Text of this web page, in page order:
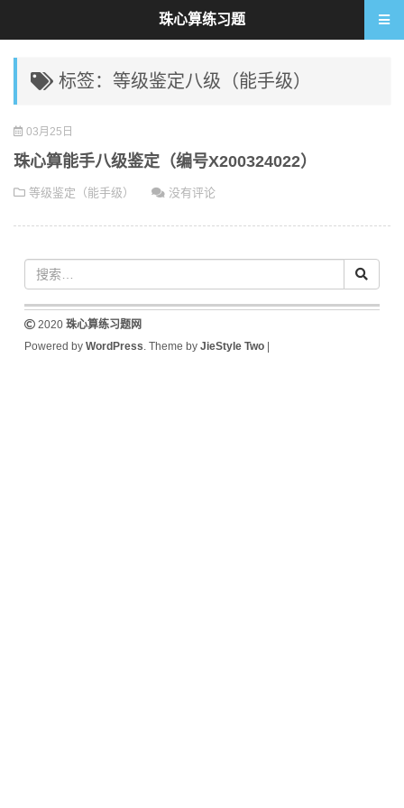
标签：等级鉴定八级（能手级）
03月25日
珠心算能手八级鉴定（编号X200324022）
等级鉴定（能手级） 没有评论
2020 珠心算练习题网
Powered by WordPress. Theme by JieStyle Two|
珠心算练习题